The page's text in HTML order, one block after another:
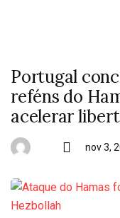
Portugal
reféns do
acelerar
nov 3,